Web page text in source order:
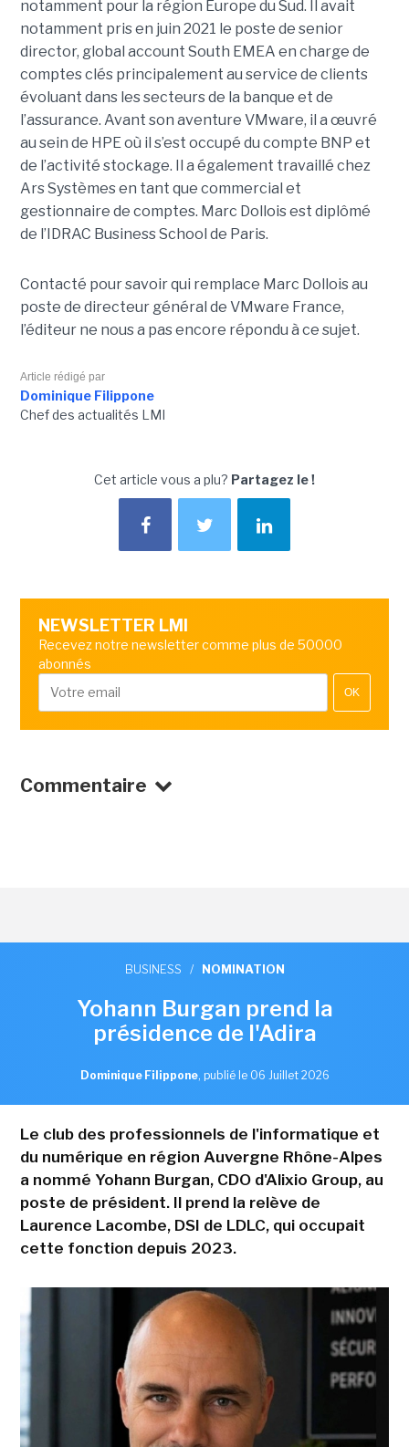
notamment pour la région Europe du Sud. Il avait
notamment pris en juin 2021 le poste de senior
director, global account South EMEA en charge de
comptes clés principalement au service de clients
évoluant dans les secteurs de la banque et de
l’assurance. Avant son aventure VMware, il a œuvré
au sein de HPE où il s’est occupé du compte BNP et
de l’activité stockage. Il a également travaillé chez
Ars Systèmes en tant que commercial et
gestionnaire de comptes. Marc Dollois est diplômé
de l’IDRAC Business School de Paris.
Contacté pour savoir qui remplace Marc Dollois au
poste de directeur général de VMware France,
l’éditeur ne nous a pas encore répondu à ce sujet.
Article rédigé par
Dominique Filippone
Chef des actualités LMI
Cet article vous a plu? Partagez le !
NEWSLETTER LMI
Recevez notre newsletter comme plus de 50000
abonnés
OK
Commentaire
BUSINESS / NOMINATION
Yohann Burgan prend la
présidence de l'Adira
Dominique Filippone, publié le 06 Juillet 2026
Le club des professionnels de l'informatique et
du numérique en région Auvergne Rhône-Alpes
a nommé Yohann Burgan, CDO d'Alixio Group, au
poste de président. Il prend la relève de
Laurence Lacombe, DSI de LDLC, qui occupait
cette fonction depuis 2023.